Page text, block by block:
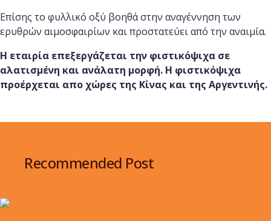
Επίσης το φυλλικό οξύ βοηθά στην αναγέννηση των
ερυθρών αιμοσφαιρίων και προστατεύει από την αναιμία.
Η εταιρία επεξεργάζεται την φιστικόψιχα σε
αλατισμένη και ανάλατη μορφή. Η φιστικόψιχα
προέρχεται απο χώρες της Κίνας και της Αργεντινής.
Recommended Post